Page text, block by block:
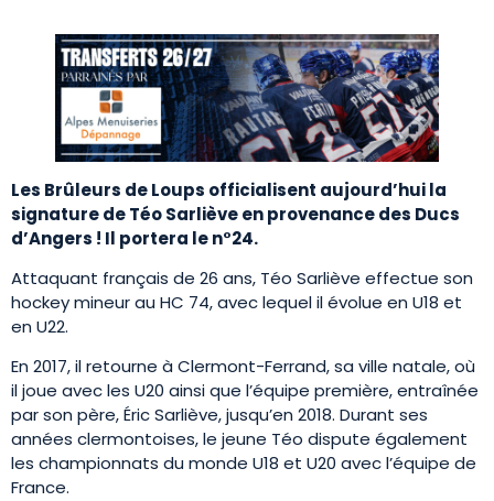
Les Brûleurs de Loups officialisent aujourd’hui la
signature de Téo Sarliève en provenance des Ducs
d’Angers ! Il portera le n°24.
Attaquant français de 26 ans, Téo Sarliève effectue son
hockey mineur au HC 74, avec lequel il évolue en U18 et
en U22.
En 2017, il retourne à Clermont-Ferrand, sa ville natale, où
il joue avec les U20 ainsi que l’équipe première, entraînée
par son père, Éric Sarliève, jusqu’en 2018. Durant ses
années clermontoises, le jeune Téo dispute également
les championnats du monde U18 et U20 avec l’équipe de
France.